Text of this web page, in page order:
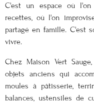
C'est un espace où
recettes, où l'on
partagé en famille. C'est
vivre.
Chez Maison Vert
objets anciens qui
moules à pâtisserie,
balances, ustensiles de